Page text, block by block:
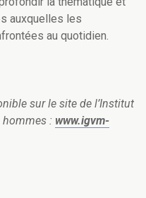
auxquelles les
au quotidien.
sur le site de l’Institut
hommes : www.igvm-